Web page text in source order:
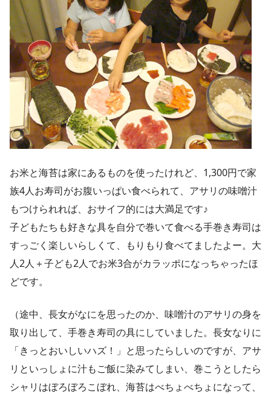
お米と海苔は家にあるものを使ったけれど、1,300円で家
族4人お寿司がお腹いっぱい食べられて、アサリの味噌汁
もつけられれば、おサイフ的には大満足です♪
子どもたちも好きな具を自分で巻いて食べる手巻き寿司は
すっごく楽しいらしくて、もりもり食べてましたよー。大
人2人＋子ども2人でお米3合がカラッポになっちゃったほ
どです。
（途中、長女がなにを思ったのか、味噌汁のアサリの身を
取り出して、手巻き寿司の具にしていました。長女なりに
「きっとおいしいハズ！」と思ったらしいのですが、アサ
リといっしょに汁もご飯に染みてしまい、巻こうとしたら
シャリはぼろぼろこぼれ、海苔はべちょべちょになって、